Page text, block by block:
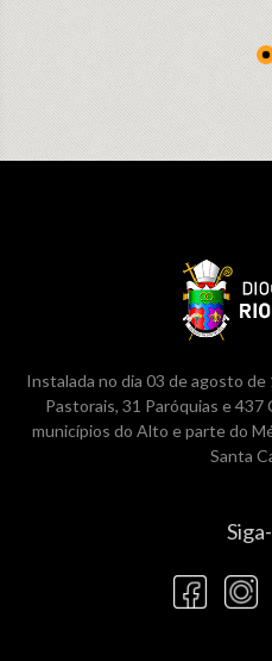
Instalada no dia 03 de agosto
Pastorais, 31 Paróquias e
municípios do Alto e parte do
Santa